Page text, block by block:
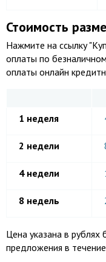
Стоимость
Нажмите на ссылку
оплаты по
оплаты онлайн
1 неделя
2 недели
4 недели
8 недель
Цена указана в
предложения в